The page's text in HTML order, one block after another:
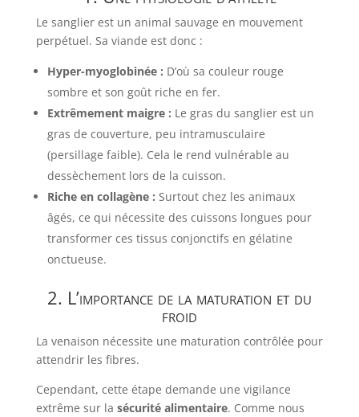
Le sanglier est un animal sauvage en mouvement
perpétuel. Sa viande est donc :
Hyper-myoglobinée : D’où sa couleur rouge
sombre et son goût riche en fer.
Extrêmement maigre : Le gras du sanglier est un
gras de couverture, peu intramusculaire
(persillage faible). Cela le rend vulnérable au
dessèchement lors de la cuisson.
Riche en collagène : Surtout chez les animaux
âgés, ce qui nécessite des cuissons longues pour
transformer ces tissus conjonctifs en gélatine
onctueuse.
2. L’importance de la maturation et du
froid
La venaison nécessite une maturation contrôlée pour
attendrir les fibres.
Cependant, cette étape demande une vigilance
extrême sur la sécurité alimentaire. Comme nous